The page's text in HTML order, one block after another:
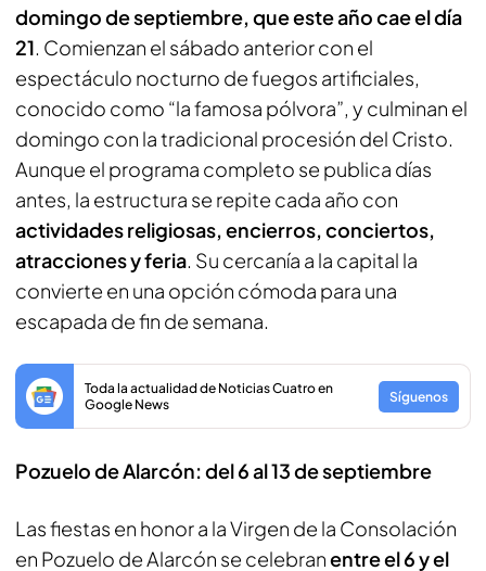
domingo de septiembre, que este año cae el día
21. Comienzan el sábado anterior con el
espectáculo nocturno de fuegos artificiales,
conocido como “la famosa pólvora”, y culminan el
domingo con la tradicional procesión del Cristo.
Aunque el programa completo se publica días
antes, la estructura se repite cada año con
actividades religiosas, encierros, conciertos,
atracciones y feria. Su cercanía a la capital la
convierte en una opción cómoda para una
escapada de fin de semana.
Toda la actualidad de Noticias Cuatro en
Google News
Síguenos
Pozuelo de Alarcón: del 6 al 13 de septiembre
Las fiestas en honor a la Virgen de la Consolación
en Pozuelo de Alarcón se celebranentre el 6 y el